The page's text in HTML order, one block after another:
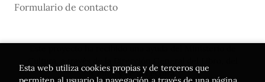
Formulario de contacto
Cómic y de la Lectura
Esta web utiliza cookies propias y de terceros que